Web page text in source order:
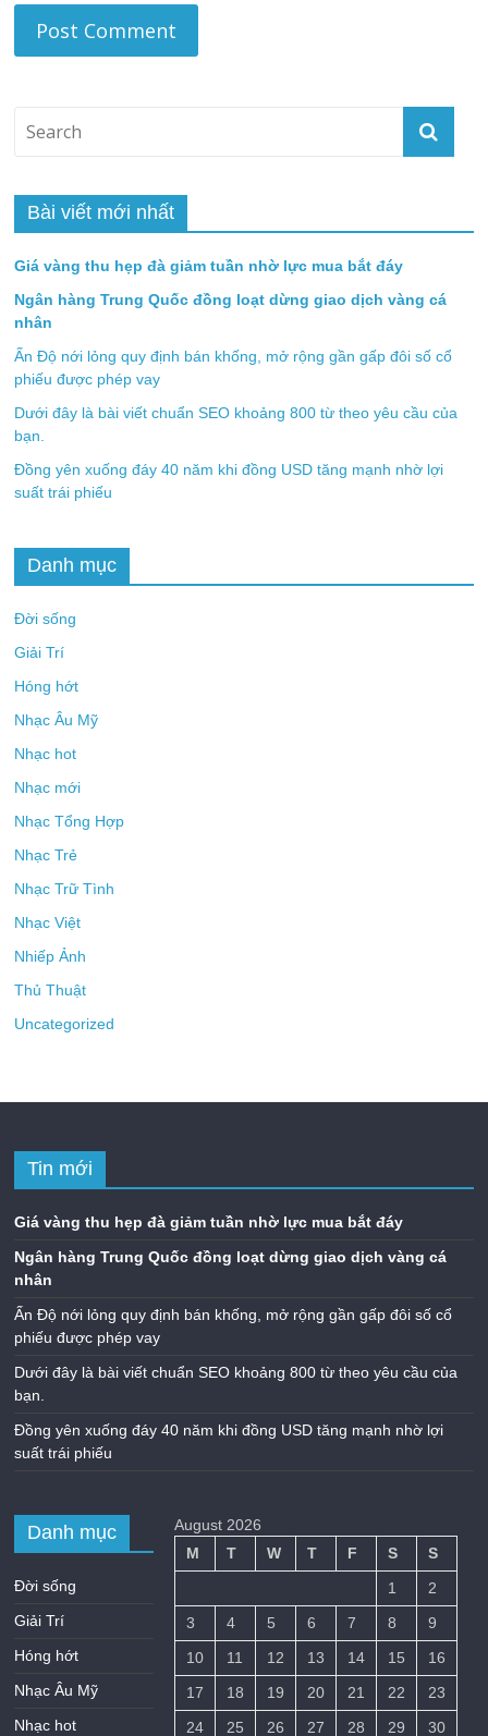
Bài viết mới nhất
Giá vàng thu hẹp đà giảm tuần nhờ lực mua bắt đáy
Ngân hàng Trung Quốc đồng loạt dừng giao dịch vàng cá
nhân
Ấn Độ nới lỏng quy định bán khống, mở rộng gần gấp đôi số cổ
phiếu được phép vay
Dưới đây là bài viết chuẩn SEO khoảng 800 từ theo yêu cầu của
bạn.
Đồng yên xuống đáy 40 năm khi đồng USD tăng mạnh nhờ lợi
suất trái phiếu
Danh mục
Đời sống
Giải Trí
Hóng hớt
Nhạc Âu Mỹ
Nhạc hot
Nhạc mới
Nhạc Tổng Hợp
Nhạc Trẻ
Nhạc Trữ Tình
Nhạc Việt
Nhiếp Ảnh
Thủ Thuật
Uncategorized
Tin mới
Giá vàng thu hẹp đà giảm tuần nhờ lực mua bắt đáy
Ngân hàng Trung Quốc đồng loạt dừng giao dịch vàng cá
nhân
Ấn Độ nới lỏng quy định bán khống, mở rộng gần gấp đôi số cổ
phiếu được phép vay
Dưới đây là bài viết chuẩn SEO khoảng 800 từ theo yêu cầu của
bạn.
Đồng yên xuống đáy 40 năm khi đồng USD tăng mạnh nhờ lợi
suất trái phiếu
Danh mục
Đời sống
Giải Trí
Hóng hớt
Nhạc Âu Mỹ
Nhạc hot
August 2026
M
T W T F S
S
1
2
3
4 5 6 7 8
9
10
11 12 13 14 15
16
17
18 19 20 21 22
23
24
25 26 27 28 29 30